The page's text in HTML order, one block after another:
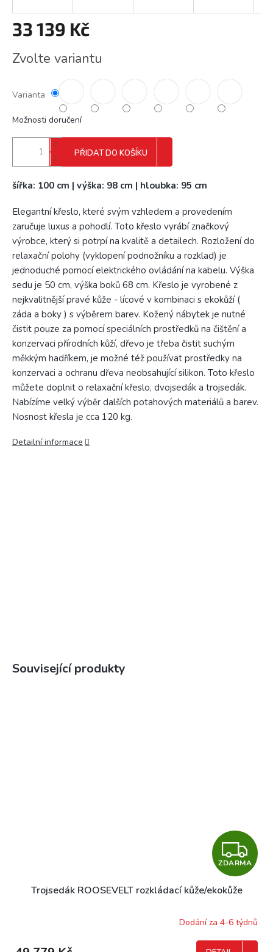
33 139 Kč
cena:
Zvolte variantu
Varianta
Možnosti doručení
PŘIDAT DO KOŠÍKU
šířka: 100 cm | výška: 98 cm | hloubka: 95 cm
Elegantní křeslo, které svým vzhledem a provedením
zaručuje luxus a pohodlí. Toto křeslo vyrábí značkový
výrobce, který si potrpí na kvalitě a detailech. Rozložení do
relaxační polohy (vyklopení podnožníku a rozklad) je
jednoduché pomocí elektrického ovládání na kabelu. Výška
sedu je 50 cm, výška boků 68 cm. Křeslo je vyrobené z
nejkvalitnější pravé kůže - lícové v kombinaci s ekokůží (
záda a boky ) s výběrem barev. Kožený nábytek je nutné
čistit pouze za pomocí speciálních prostředků na čištění a
konzervaci přírodních kůží, dřevo je třeba čistit suchým
měkkým hadříkem, je možné též používat prostředky na
konzervaci a ochranu dřeva neobsahující silikon. Toto křeslo
můžete doplnit o relaxační křeslo, dvojsedák a trojsedák.
Nabízíme velký výběr dalších potahových materiálů a barev.
Nosnost křesla je cca 120 kg.
Detailní informace
Související produkty
Z
D
R
ZDARMA
Trojsedák ROOSEVELT rozkládací kůže/ekokůže
Dodání za 4-6 týdnů